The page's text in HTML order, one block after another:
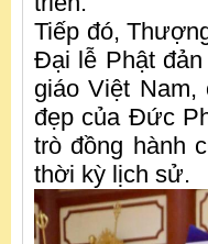
Tiếp đó,
Đại lễ Phật
giáo Việt
đẹp của Đức
trò đồng hành
thời kỳ lịch sử.